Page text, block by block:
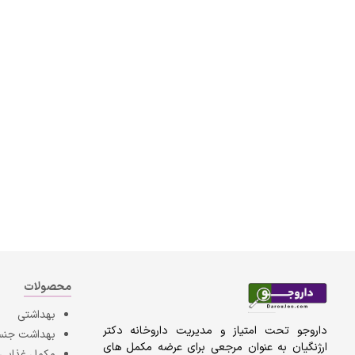
داروجو تحت امتیاز و مدیریت داروخانه دکتر
ارژنگیان به عنوان مرجعی برای عرضه مکمل های
محصولات
بهداشتی
بهداشت